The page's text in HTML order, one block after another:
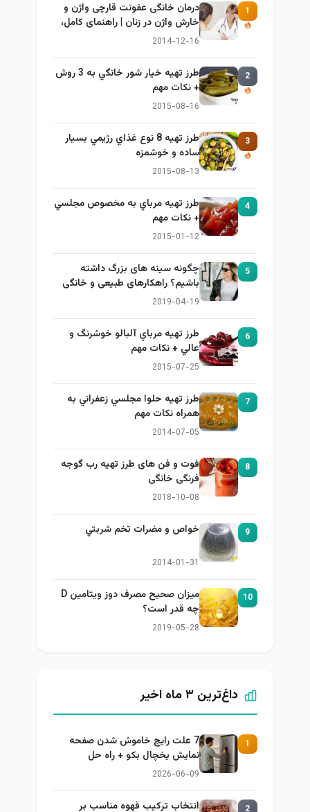
1
درمان خانگی عفونت قارچی واژن و
خارش واژن در زنان | راهنمای کامل،
ایمن و کاربردی
2014-12-16
2
طرز تهيه خیار شور خانگي به 3 روش
+ نكات مهم
2015-08-16
3
طرز تهيه 8 نوع غذاي رژيمي بسيار
ساده و خوشمزه
2015-08-13
4
طرز تهيه مرباي به مخصوص مجلسي
+ نكات مهم
2015-01-12
5
چگونه سینه های بزرگ داشته
باشیم؟ راهکارهای طبیعی و خانگی
برای بزرگ کردن سینه
2019-04-19
6
طرز تهيه مرباي آلبالو خوشرنگ و
عالي + نكات مهم
2015-07-25
7
طرز تهيه حلوا مجلسي زعفراني به
همراه نكات مهم
2014-07-05
8
فوت و فن های طرز تهیه رب گوجه
فرنگی خانگی
2018-10-08
9 خواص و مضرات تخم شربتي
2014-01-31
10
میزان صحیح مصرف دوز ویتامین D
چه قدر است؟
2019-05-28
داغ‌ترین ۳ ماه اخیر
1
7 علت رایج خاموش شدن صفحه
نمایش یخچال بکو + راه حل
2026-06-09
2 انتخاب ترکیب قهوه مناسب بر